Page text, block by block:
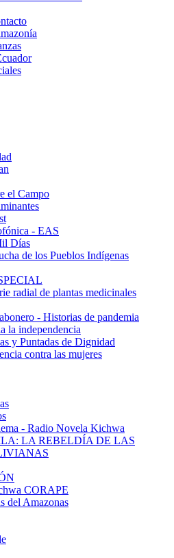
el Campo
- EAS
Días
de los Pueblos Indígenas
radial de plantas medicinales
- Historias de pandemia
la independencia
y Puntadas de Dignidad
contra las mujeres
- Radio Novela Kichwa
LA REBELDÍA DE LAS
CORAPE
del Amazonas